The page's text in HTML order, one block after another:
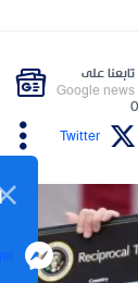
تابعنا على
Google news
Twitter